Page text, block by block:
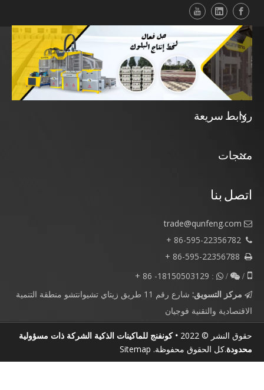
روابط سريعة
منتجات
اتصل بنا

trade@qunfeng.com



/

/  :
18150503129- 86 +
 مركز التسويق:
شارع رقم 11 طريق زيتاي تشيوانتشو منطقة التنمية
الاقتصادية والتقنية فوجيان
حقوق النشر © 2022
• كونفنج للماكينات الذكية الشركة ذات مسؤولية
محدودة.كل الحقوق محفوظة. Sitemap